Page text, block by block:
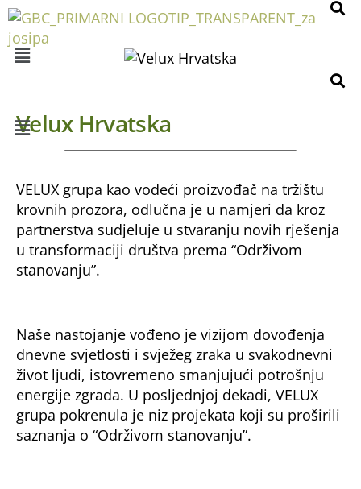
Velux Hrvatska
VELUX grupa kao vodeći proizvođač na tržištu
krovnih prozora, odlučna je u namjeri da kroz
partnerstva sudjeluje u stvaranju novih rješenja
u transformaciji društva prema “Održivom
stanovanju”.
Naše nastojanje vođeno je vizijom dovođenja
dnevne svjetlosti i svježeg zraka u svakodnevni
život ljudi, istovremeno smanjujući potrošnju
energije zgrada. U posljednjoj dekadi, VELUX
grupa pokrenula je niz projekata koji su proširili
saznanja o “Održivom stanovanju”.